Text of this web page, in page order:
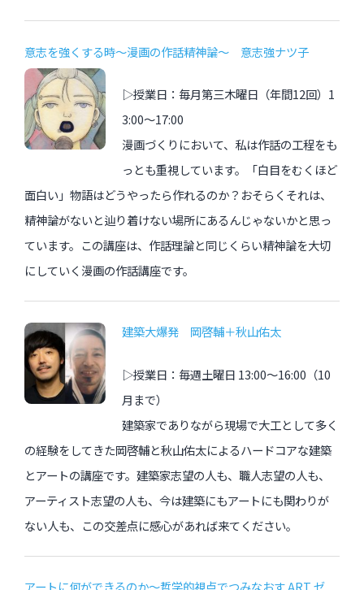
意志を強くする時～漫画の作話精神論〜 意志強ナツ子
▷授業日：毎月第三木曜日（年間12回）1
3:00〜17:00
漫画づくりにおいて、私は作話の工程をも
っとも重視しています。「白目をむくほど
面白い」物語はどうやったら作れるのか？おそらくそれは、
精神論がないと辿り着けない場所にあるんじゃないかと思っ
ています。この講座は、作話理論と同じくらい精神論を大切
にしていく漫画の作話講座です。
建築大爆発 岡啓輔＋秋山佑太
▷授業日：毎週土曜日 13:00〜16:00（10
月まで）
建築家でありながら現場で大工として多く
の経験をしてきた岡啓輔と秋山佑太によるハードコアな建築
とアートの講座です。建築家志望の人も、職人志望の人も、
アーティスト志望の人も、今は建築にもアートにも関わりが
ない人も、この交差点に感心があれば来てください。
アートに何ができるのか〜哲学的視点でつみなおす ART ゼ